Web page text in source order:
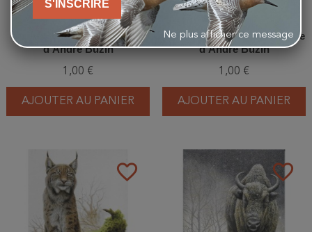
Garrot à œil d’or - Carte
d'André Buzin
1,00 €
AJOUTER AU PANIER
Bécasseau maubèche - Carte
d'André Buzin
1,00 €
AJOUTER AU PANIER
favorite_border favorite_border
S'INSCRIRE
Ne plus afficher ce message